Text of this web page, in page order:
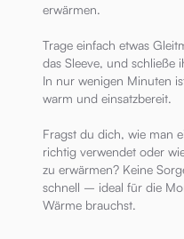
erwärmen.
Trage einfach etwas
das Sleeve, und schließe
In nur wenigen Minuten
warm und einsatzbereit.
Fragst du dich, wie man
richtig verwendet oder
zu erwärmen? Keine
schnell – ideal für die
Wärme brauchst.